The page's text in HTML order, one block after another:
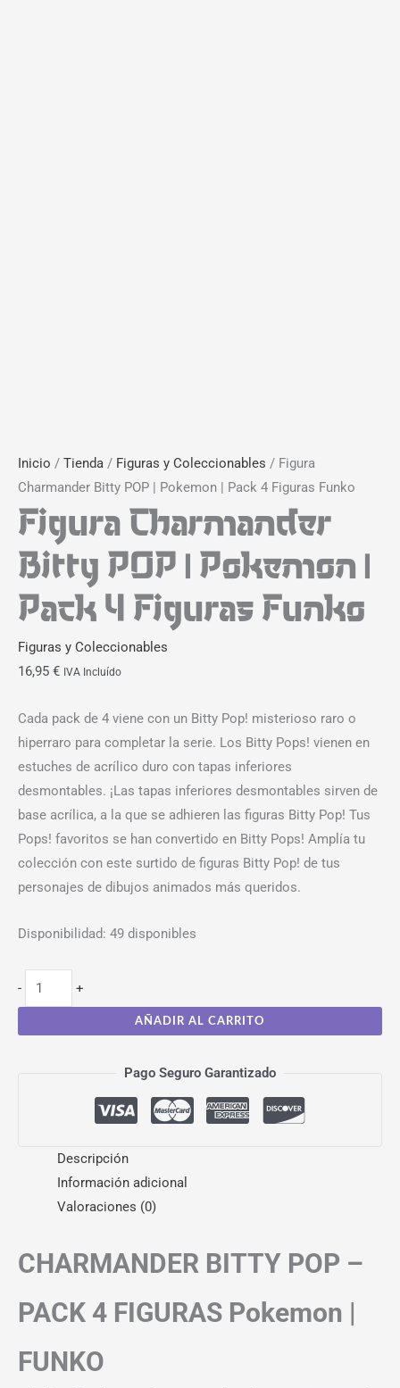
Inicio / Tienda / Figuras y Coleccionables / Figura
Charmander Bitty POP | Pokemon | Pack 4 Figuras Funko
Figura Charmander
Bitty POP | Pokemon |
Pack 4 Figuras Funko
Figuras y Coleccionables
16,95 € IVA Incluído
Cada pack de 4 viene con un Bitty Pop! misterioso raro o
hiperraro para completar la serie. Los Bitty Pops! vienen en
estuches de acrílico duro con tapas inferiores
desmontables. ¡Las tapas inferiores desmontables sirven de
base acrílica, a la que se adhieren las figuras Bitty Pop! Tus
Pops! favoritos se han convertido en Bitty Pops! Amplía tu
colección con este surtido de figuras Bitty Pop! de tus
personajes de dibujos animados más queridos.
Disponibilidad: 49 disponibles
- +
AÑADIR AL CARRITO
Pago Seguro Garantizado
Descripción
Información adicional
Valoraciones (0)
CHARMANDER BITTY POP –
PACK 4 FIGURAS Pokemon |
FUNKO